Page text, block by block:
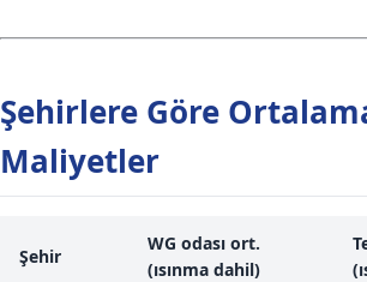
Şehirlere Göre
Maliyetler
Şehir
WG odası ort.
(ısınma dahil)